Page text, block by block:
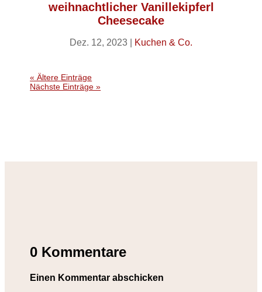
weihnachtlicher Vanillekipferl
Cheesecake
Dez. 12, 2023 Kuchen & Co.
« Ältere Einträge
Nächste Einträge »
0 Kommentare
Einen Kommentar abschicken